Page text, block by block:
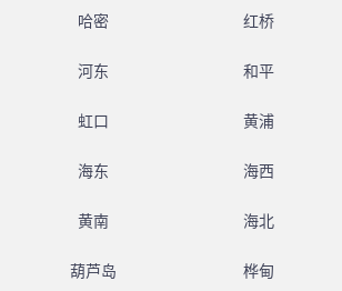
哈密 红桥
河东 和平
虹口 黄浦
海东 海西
黄南 海北
葫芦岛 桦甸